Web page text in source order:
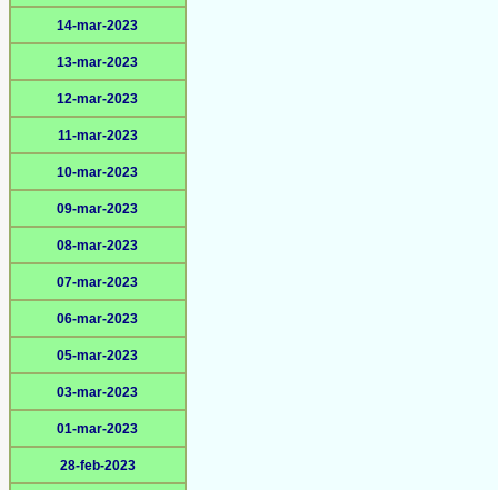
14-mar-2023
13-mar-2023
12-mar-2023
11-mar-2023
10-mar-2023
09-mar-2023
08-mar-2023
07-mar-2023
06-mar-2023
05-mar-2023
03-mar-2023
01-mar-2023
28-feb-2023